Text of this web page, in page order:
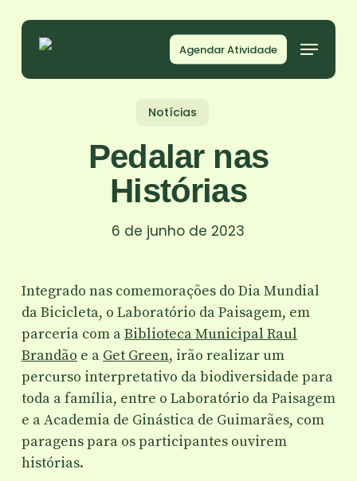
content
Agendar Atividade
Notícias
Pedalar nas
Histórias
6 de junho de 2023
Integrado nas comemorações do Dia Mundial
da Bicicleta, o Laboratório da Paisagem, em
parceria com aBiblioteca Municipal Raul
Brandão e a Get Green, irão realizar um
percurso interpretativo da biodiversidade para
toda a família, entre o Laboratório da Paisagem
e a Academia de Ginástica de Guimarães, com
paragens para os participantes ouvirem
histórias.